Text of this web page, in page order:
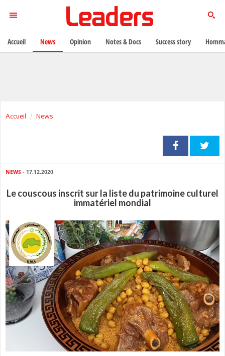
Accueil News
NEWS - 17.12.2020
Le couscous inscrit sur la liste du patrimoine culturel
immatériel mondial
Accueil News Opinion Notes & Docs Success story